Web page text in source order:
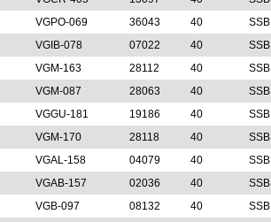
VGPO-069 36043 40 SSB
VGIB-078 07022 40 SSB
VGM-163 28112 40 SSB
VGM-087 28063 40 SSB
VGGU-181 19186 40 SSB
VGM-170 28118 40 SSB
VGAL-158 04079 40 SSB
VGAB-157 02036 40 SSB
VGB-097 08132 40 SSB